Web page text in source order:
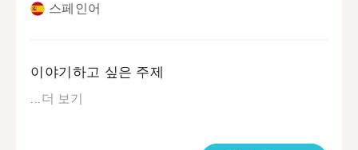
스페인어
이야기하고 싶은 주제
...더 보기